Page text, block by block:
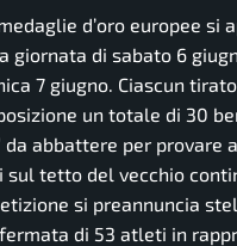
d’oro europee si
giornata di sabato 6
7 giugno. Ciascun
un totale di 30
da abbattere per provare
sul tetto del vecchio
si preannuncia
di 53 atleti in